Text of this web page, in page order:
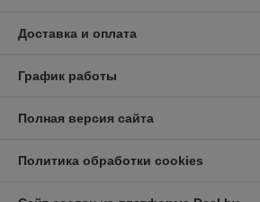
Доставка и оплата
График работы
Полная версия сайта
Политика обработки cookies